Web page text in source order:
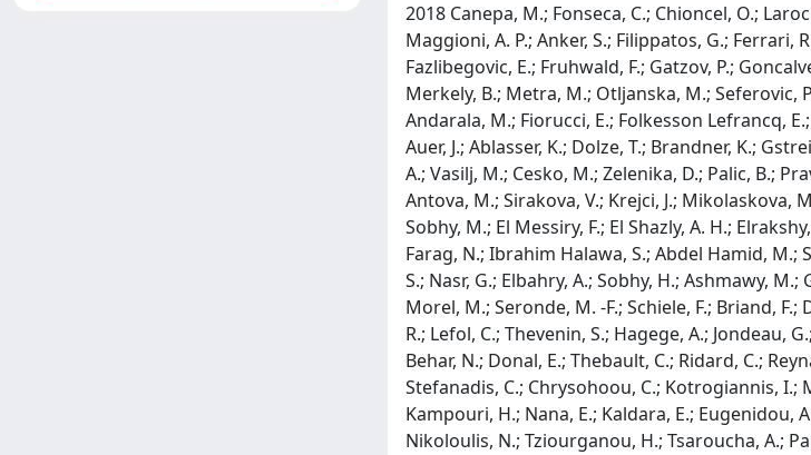
2018 Canepa, M.; Fonseca, C.; Chioncel, O.;
Maggioni, A. P.; Anker, S.; Filippatos, G.; Ferrari,
Fazlibegovic, E.; Fruhwald, F.; Gatzov, P.;
Merkely, B.; Metra, M.; Otljanska, M.; Seferovic,
Andarala, M.; Fiorucci, E.; Folkesson Lefrancq,
Auer, J.; Ablasser, K.; Dolze, T.; Brandner, K.;
A.; Vasilj, M.; Cesko, M.; Zelenika, D.; Palic, B.;
Antova, M.; Sirakova, V.; Krejci, J.; Mikolaskova,
Sobhy, M.; El Messiry, F.; El Shazly, A. H.;
Farag, N.; Ibrahim Halawa, S.; Abdel Hamid, M.;
S.; Nasr, G.; Elbahry, A.; Sobhy, H.; Ashmawy,
Morel, M.; Seronde, M. -F.; Schiele, F.; Briand, F.;
R.; Lefol, C.; Thevenin, S.; Hagege, A.; Jondeau,
Behar, N.; Donal, E.; Thebault, C.; Ridard, C.;
Stefanadis, C.; Chrysohoou, C.; Kotrogiannis, I.;
Kampouri, H.; Nana, E.; Kaldara, E.; Eugenidou,
Nikoloulis, N.; Tziourganou, H.; Tsaroucha, A.;